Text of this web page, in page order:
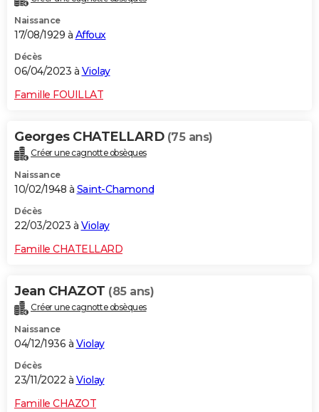
Naissance
17/08/1929 à Affoux
Décès
06/04/2023 à Violay
Famille FOUILLAT
Georges CHATELLARD (75 ans)
Créer une cagnotte obsèques
Naissance
10/02/1948 à Saint-Chamond
Décès
22/03/2023 à Violay
Famille CHATELLARD
Jean CHAZOT (85 ans)
Créer une cagnotte obsèques
Naissance
04/12/1936 à Violay
Décès
23/11/2022 à Violay
Famille CHAZOT